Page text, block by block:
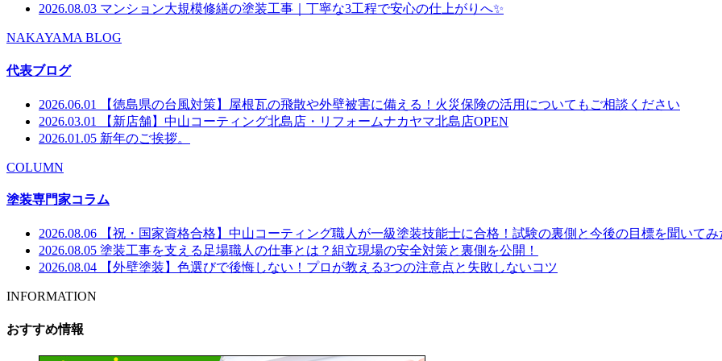
2026.08.03 マンション大規模修繕の塗装工事｜丁寧な3工程で安心の仕上がりへ✨
NAKAYAMA BLOG
代表ブログ
2026.06.01
【徳島県の台風対策】屋根瓦の飛散や外壁被害に備える！火災保険の活用についてもご相談ください
2026.03.01
【新店舗】中山コーティング北島店・リフォームナカヤマ北島店OPEN
2026.01.05 新年のご挨拶。
COLUMN
塗装専門家コラム
2026.08.06
【祝・国家資格合格】中山コーティング職人が一級塗装技能士に合格！試験の裏側と今後の目標を聞いてみ
2026.08.05 塗装工事を支える足場職人の仕事とは？組立現場の安全対策と裏側を公開！
2026.08.04
【外壁塗装】色選びで後悔しない！プロが教える3つの注意点と失敗しないコツ
INFORMATION
おすすめ情報